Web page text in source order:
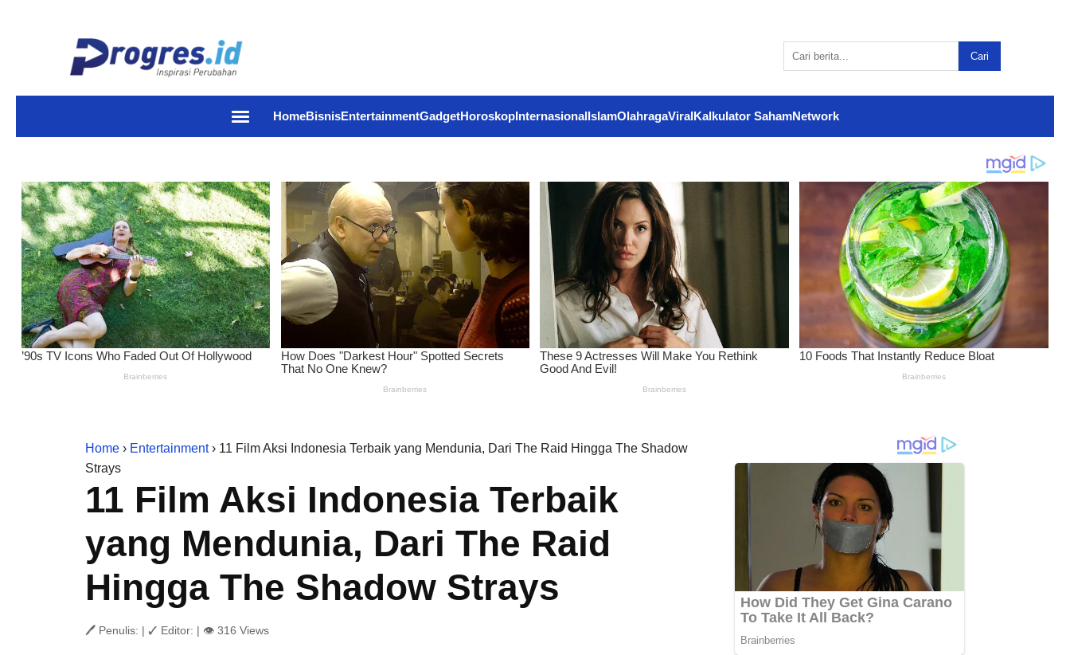
Cari
HomeBisnisEntertainmentGadgetHoroskopInternasionalIslamOlahragaViralKalkulator SahamNetwork
Home › Entertainment› 11 Film Aksi Indonesia Terbaik yang Mendunia, Dari The Raid Hingga The Shadow
Strays
11 Film Aksi Indonesia Terbaik
yang Mendunia, Dari The Raid
Hingga The Shadow Strays
🖊 Penulis: | ✓ Editor: | 👁 316 Views